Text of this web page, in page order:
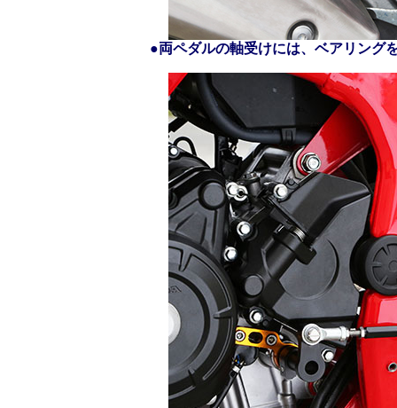
●両ペダルの軸受けには、ベアリング